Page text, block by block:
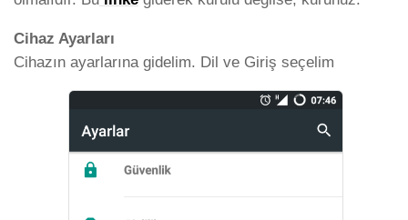
Cihaz Ayarları
Cihazın ayarlarına gidelim. Dil ve Giriş seçelim